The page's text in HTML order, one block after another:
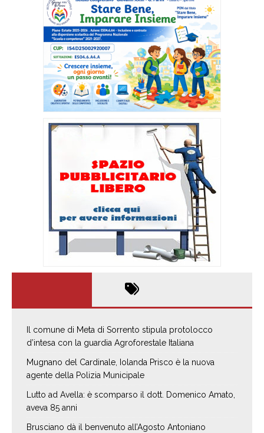
Il comune di Meta di Sorrento stipula protolocco
d’intesa con la guardia Agroforestale Italiana
Mugnano del Cardinale, Iolanda Prisco è la nuova
agente della Polizia Municipale
Lutto ad Avella: è scomparso il dott. Domenico Amato,
aveva 85 anni
Brusciano dà il benvenuto all’Agosto Antoniano